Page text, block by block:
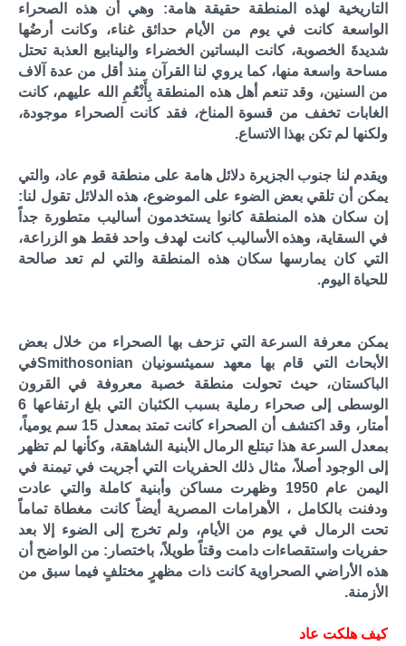
التاريخية لهذه المنطقة حقيقة هامة: وهي أن هذه الصحراء
الواسعة كانت في يوم من الأيام حدائق غناء، وكانت أرضُها
شديدةَ الخصوبة، كانت البساتين الخضراء والينابيع العذبة تحتل
مساحة واسعة منها، كما يروي لنا القرآن منذ أقل من عدة آلاف
من السنين، وقد تنعم أهل هذه المنطقة بِأَنْعُمِ الله عليهم، كانت
الغابات تخفف من قسوة المناخ، فقد كانت الصحراء موجودة،
ولكنها لم تكن بهذا الاتساع.
ويقدم لنا جنوب الجزيرة دلائل هامة على منطقة قوم عاد، والتي
يمكن أن تلقي بعض الضوء على الموضوع، هذه الدلائل تقول لنا:
إن سكان هذه المنطقة كانوا يستخدمون أساليب متطورة جداً
في السقاية، وهذه الأساليب كانت لهدف واحد فقط هو الزراعة،
التي كان يمارسها سكان هذه المنطقة والتي لم تعد صالحة
للحياة اليوم.
يمكن معرفة السرعة التي تزحف بها الصحراء من خلال بعض
الأبحاث التي قام بها معهد سميثسونيان Smithosonianفي
الباكستان، حيث تحولت منطقة خصبة معروفة في القرون
الوسطى إلى صحراء رملية بسبب الكثبان التي بلغ ارتفاعها 6
أمتار، وقد اكتشف أن الصحراء كانت تمتد بمعدل 15 سم يومياً،
بمعدل السرعة هذا تبتلع الرمال الأبنية الشاهقة، وكأنها لم تظهر
إلى الوجود أصلاً، مثال ذلك الحفريات التي أجريت في تيمنة في
اليمن عام 1950 وظهرت مساكن وأبنية كاملة والتي عادت
ودفنت بالكامل ، الأهرامات المصرية أيضاً كانت مغطاة تماماً
تحت الرمال في يوم من الأيام، ولم تخرج إلى الضوء إلا بعد
حفريات واستقصاءات دامت وقتاً طويلاً، باختصار: من الواضح أن
هذه الأراضي الصحراوية كانت ذات مظهرٍ مختلفٍ فيما سبق من
الأزمنة.
كيف هلكت عاد